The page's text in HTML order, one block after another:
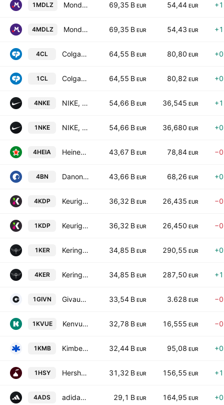
1MDLZ Mondelez International, Inc. Class A 69,35 B EUR 54,44 EUR
4MDLZ Mondelez International, Inc. Class A 69,35 B EUR 54,43 EUR
4CL Colgate-Palmolive Company 64,55 B EUR 80,80 EUR
1CL Colgate-Palmolive Company 64,55 B EUR 80,82 EUR
4NKE NIKE, Inc. Class B 54,66 B EUR 36,545 EUR
1NKE NIKE, Inc. Class B 54,66 B EUR 36,680 EUR
4HEIA Heineken NV 43,67 B EUR 78,84 EUR
4BN Danone SA 43,66 B EUR 68,26 EUR
4KDP Keurig Dr Pepper Inc. 36,32 B EUR 26,435 EUR
1KDP Keurig Dr Pepper Inc. 36,32 B EUR 26,450 EUR
1KER Kering SA 34,85 B EUR 290,55 EUR
4KER Kering SA 34,85 B EUR 287,50 EUR
1GIVN Givaudan SA 33,54 B EUR 3.628 EUR
1KVUE Kenvue, Inc. 32,78 B EUR 16,555 EUR
1KMB Kimberly-Clark Corporation 32,44 B EUR 95,08 EUR
1HSY Hershey Company 31,32 B EUR 156,55 EUR
4ADS adidas AG 29,1 B EUR 164,95 EUR